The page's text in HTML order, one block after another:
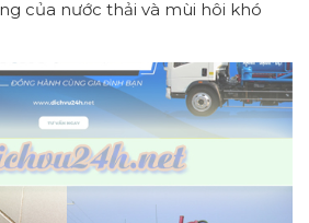
của nước thải và mùi hôi khó